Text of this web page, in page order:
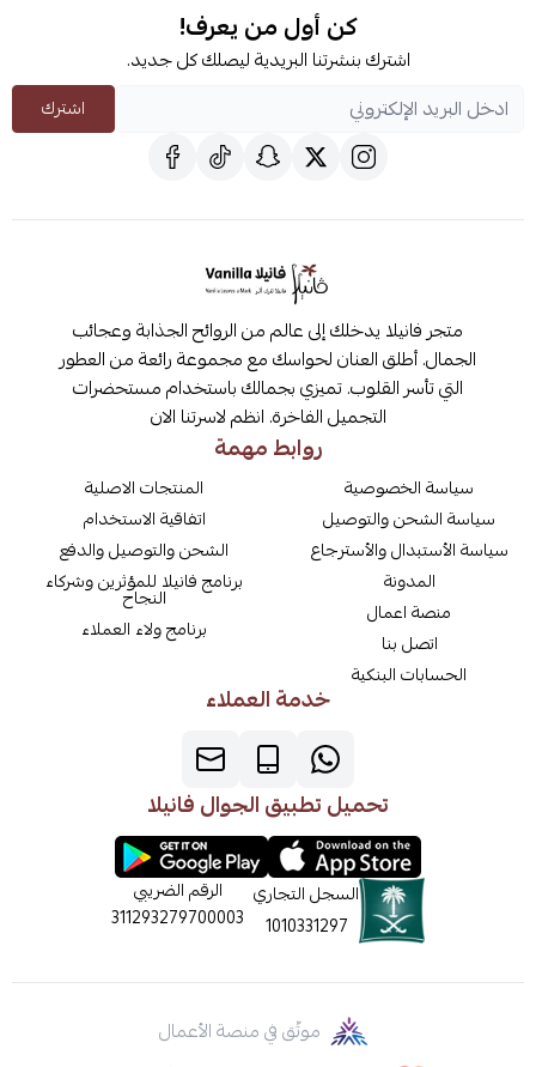
كن أول من يعرف!
اشترك بنشرتنا البريدية ليصلك كل جديد.
اشترك
متجر فانيلا يدخلك إلى عالم من الروائح الجذابة وعجائب
الجمال. أطلق العنان لحواسك مع مجموعة رائعة من العطور
التي تأسر القلوب. تميزي بجمالك باستخدام مستحضرات
التجميل الفاخرة. انظم لاسرتنا الان
روابط مهمة
سياسة الخصوصية
سياسة الشحن والتوصيل
سياسة الأستبدال والأسترجاع
المدونة
منصة اعمال
اتصل بنا
الحسابات البنكية
المنتجات الاصلية
اتفاقية الاستخدام
الشحن والتوصيل والدفع
برنامج فانيلا للمؤثرين وشركاء
النجاح
برنامج ولاء العملاء
خدمة العملاء
تحميل تطبيق الجوال فانيلا
السجل التجاري
1010331297
الرقم الضريبي
311293279700003
موثّق في منصة الأعمال